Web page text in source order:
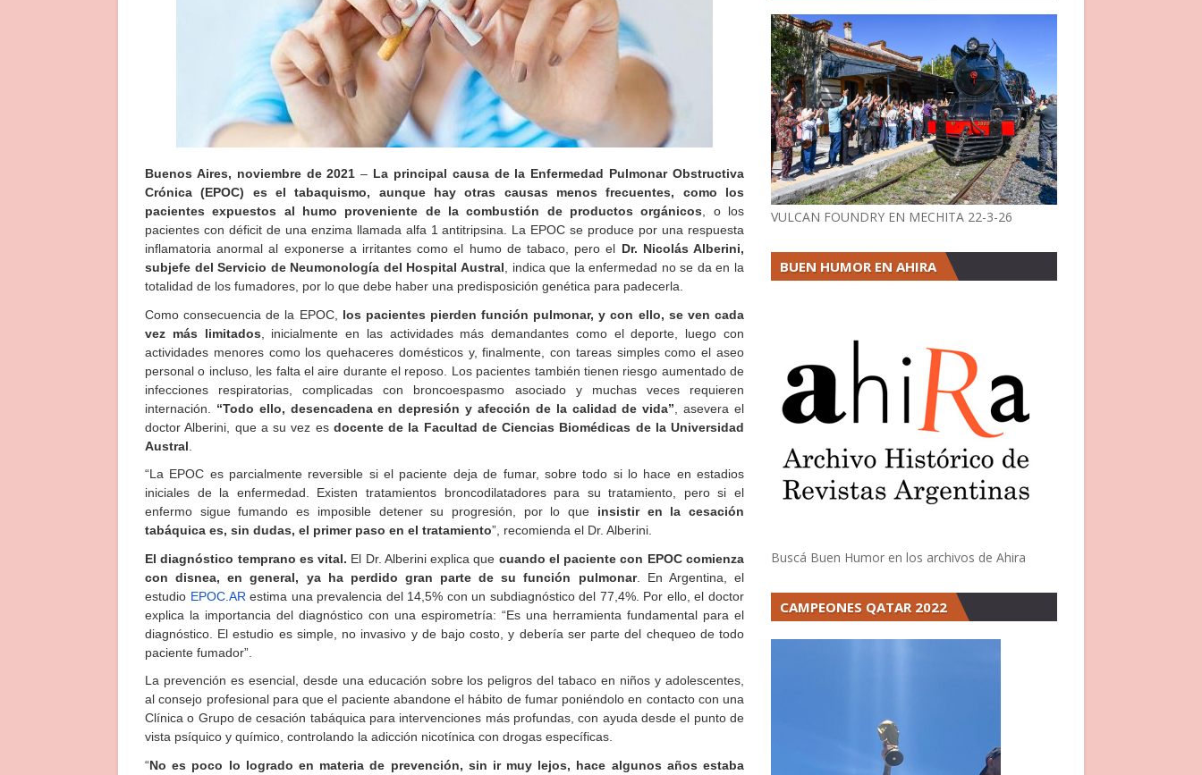
Buenos Aires, noviembre de 2021 – La principal causa de la Enfermedad Pulmonar Obstructiva
Crónica (EPOC) es el tabaquismo, aunque hay otras causas menos frecuentes, como los
pacientes expuestos al humo proveniente de la combustión de productos orgánicos, o los
pacientes con déficit de una enzima llamada alfa 1 antitripsina. La EPOC se produce por una respuesta
inflamatoria anormal al exponerse a irritantes como el humo de tabaco, pero el Dr. Nicolás Alberini,
subjefe del Servicio de Neumonología del Hospital Austral, indica que la enfermedad no se da en la
totalidad de los fumadores, por lo que debe haber una predisposición genética para padecerla.
Como consecuencia de la EPOC, los pacientes pierden función pulmonar, y con ello, se ven cada
vez más limitados , inicialmente en las actividades más demandantes como el deporte, luego con
actividades menores como los quehaceres domésticos y, finalmente, con tareas simples como el aseo
personal o incluso, les falta el aire durante el reposo. Los pacientes también tienen riesgo aumentado de
infecciones respiratorias, complicadas con broncoespasmo asociado y muchas veces requieren
internación. “Todo ello, desencadena en depresión y afección de la calidad de vida” , asevera el
doctor Alberini, que a su vez es docente de la Facultad de Ciencias Biomédicas de la Universidad
Austral
“La EPOC es parcialmente reversible si el paciente deja de fumar, sobre todo si lo hace en estadios
iniciales de la enfermedad. Existen tratamientos broncodilatadores para su tratamiento, pero si el
enfermo sigue fumando es imposible detener su progresión, por lo que insistir en la cesación
tabáquica es, sin dudas, el primer paso en el tratamiento”, recomienda el Dr. Alberini.
El diagnóstico temprano es vital. El Dr. Alberini explica que cuando el paciente con EPOC comienza
con disnea, en general, ya ha perdido gran parte de su función pulmonar. En Argentina, el
estudio EPOC.AR estima una prevalencia del 14,5% con un subdiagnóstico del 77,4%. Por ello, el doctor
explica la importancia del diagnóstico con una espirometría: “Es una herramienta fundamental para el
diagnóstico. El estudio es simple, no invasivo y de bajo costo, y debería ser parte del chequeo de todo
paciente fumador”.
La prevención es esencial, desde una educación sobre los peligros del tabaco en niños y adolescentes,
al consejo profesional para que el paciente abandone el hábito de fumar poniéndolo en contacto con una
Clínica o Grupo de cesación tabáquica para intervenciones más profundas, con ayuda desde el punto de
vista psíquico y químico, controlando la adicción nicotínica con drogas específicas.
“No es poco lo logrado en materia de prevención, sin ir muy lejos, hace algunos años estaba
VULCAN FOUNDRY EN MECHITA 22-3-26
BUEN HUMOR EN AHIRA
Buscá Buen Humor en los archivos de Ahira
CAMPEONES QATAR 2022